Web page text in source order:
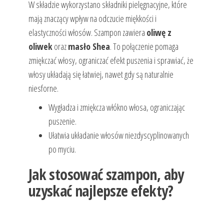
W składzie wykorzystano składniki pielęgnacyjne, które
mają znaczący wpływ na odczucie miękkości i
elastyczności włosów. Szampon zawiera oliwę z
oliwekorazmasło Shea. To połączenie pomaga
zmiękczać włosy, ograniczać efekt puszenia i sprawiać, że
włosy układają się łatwiej, nawet gdy są naturalnie
niesforne.
Wygładza i zmiękcza włókno włosa, ograniczając
puszenie.
Ułatwia układanie włosów niezdyscyplinowanych
po myciu.
Jak stosować szampon, aby
uzyskać najlepsze efekty?